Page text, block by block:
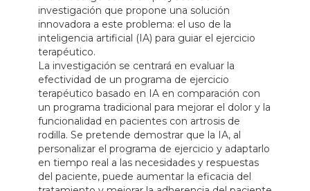
investigación que propone una solución
innovadora a este problema: el uso de la
inteligencia artificial (IA) para guiar el ejercicio
terapéutico.
La investigación se centrará en evaluar la
efectividad de un programa de ejercicio
terapéutico basado en IA en comparación con
un programa tradicional para mejorar el dolor y la
funcionalidad en pacientes con artrosis de
rodilla. Se pretende demostrar que la IA, al
personalizar el programa de ejercicio y adaptarlo
en tiempo real a las necesidades y respuestas
del paciente, puede aumentar la eficacia del